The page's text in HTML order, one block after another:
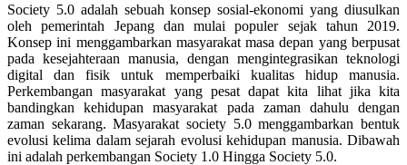
Society 5.0 adalah sebuah konsep sosial-ekonomi yang diusulkan
oleh pemerintah Jepang dan mulai populer sejak tahun 2019.
Konsep ini menggambarkan masyarakat masa depan yang berpusat
pada kesejahteraan manusia, dengan mengintegrasikan teknologi
digital dan fisik untuk memperbaiki kualitas hidup manusia.
Perkembangan masyarakat yang pesat dapat kita lihat jika kita
bandingkan kehidupan masyarakat pada zaman dahulu dengan
zaman sekarang. Masyarakat society 5.0 menggambarkan bentuk
evolusi kelima dalam sejarah evolusi kehidupan manusia. Dibawah
ini adalah perkembangan Society 1.0 Hingga Society 5.0.